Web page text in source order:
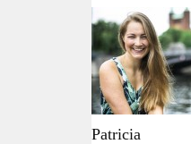
Patricia